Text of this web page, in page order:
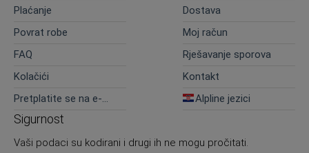
Plaćanje
Dostava
Povrat robe
Moj račun
FAQ
Rješavanje sporova
Kolačići
Kontakt
Pretplatite se na e-
Alpline jezici
Sigurnost
Vaši podaci su kodirani i drugi ih ne mogu pročitati.